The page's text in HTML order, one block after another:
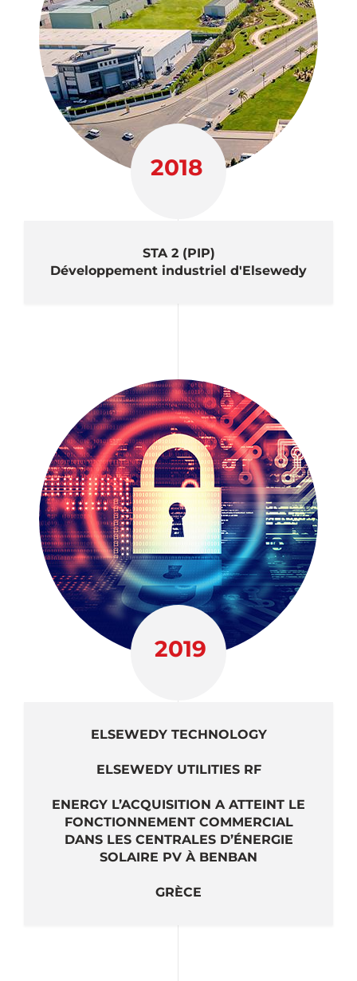
2018
STA 2 (PIP)
Développement industriel d'Elsewedy
2019
ELSEWEDY TECHNOLOGY
ELSEWEDY UTILITIES RF
ENERGY L’ACQUISITION A ATTEINT LE
FONCTIONNEMENT COMMERCIAL
DANS LES CENTRALES D’ÉNERGIE
SOLAIRE PV À BENBAN
GRÈCE